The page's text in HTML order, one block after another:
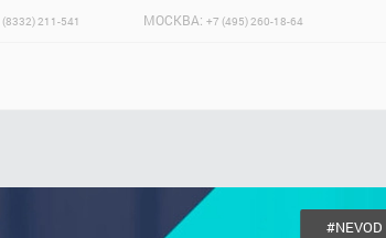
(8332) 211-541 МОСКВА: +7 (495) 260-18-64
#NEVOD